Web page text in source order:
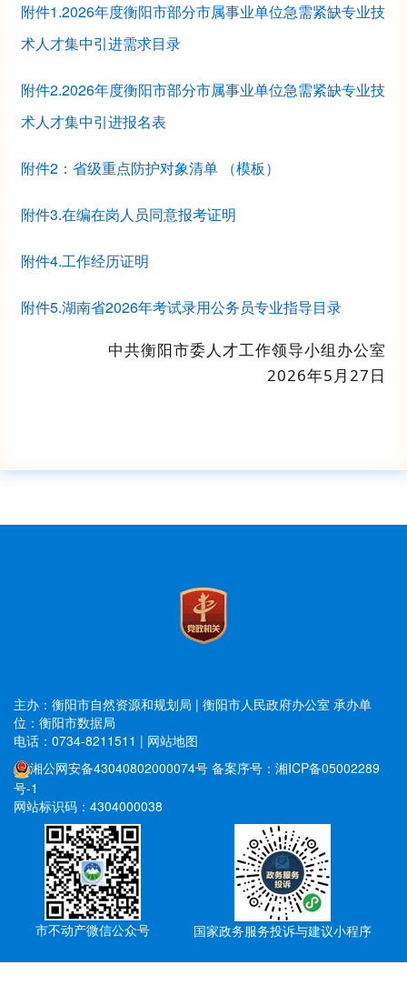
附件1.2026年度衡阳市部分市属事业单位急需紧缺专业技
术人才集中引进需求目录
附件2.2026年度衡阳市部分市属事业单位急需紧缺专业技
术人才集中引进报名表
附件2：省级重点防护对象清单 （模板）
附件3.在编在岗人员同意报考证明
附件4.工作经历证明
附件5.湖南省2026年考试录用公务员专业指导目录
中共衡阳市委人才工作领导小组办公室
2026年5 月27日
主办：衡阳市自然资源和规划局 | 衡阳市人民政府办公室 承办单
位：衡阳市数据局
电话：0734-8211511 | 网站地图
湘公网安备43040802000074号 备案序号：湘ICP备05002289
号-1
网站标识码：4304000038
市不动产微信公众号 国家政务服务投诉与建议小程序